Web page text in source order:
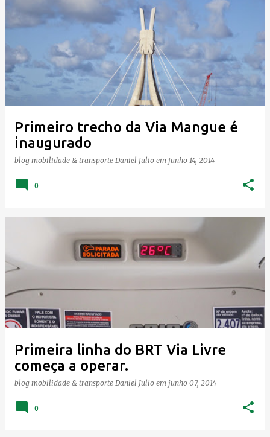
Primeiro trecho da Via Mangue é
inaugurado
blog mobilidade & transporte Daniel Julio em junho 14, 2014
0
Primeira linha do BRT Via Livre
começa a operar.
blog mobilidade & transporte Daniel Julio em junho 07, 2014
0